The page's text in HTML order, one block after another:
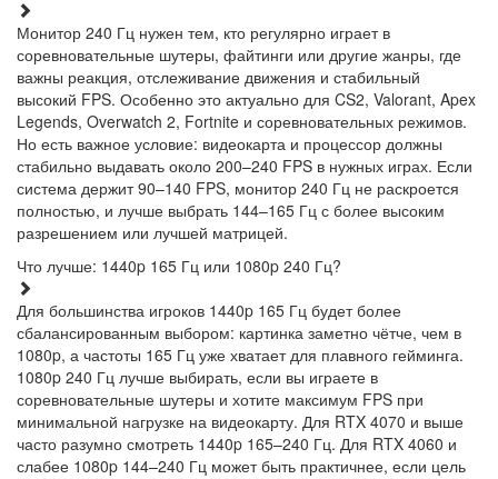
Монитор 240 Гц нужен тем, кто регулярно играет в
соревновательные шутеры, файтинги или другие жанры, где
важны реакция, отслеживание движения и стабильный
высокий FPS. Особенно это актуально для CS2, Valorant, Apex
Legends, Overwatch 2, Fortnite и соревновательных режимов.
Но есть важное условие: видеокарта и процессор должны
стабильно выдавать около 200–240 FPS в нужных играх. Если
система держит 90–140 FPS, монитор 240 Гц не раскроется
полностью, и лучше выбрать 144–165 Гц с более высоким
разрешением или лучшей матрицей.
Что лучше: 1440p 165 Гц или 1080p 240 Гц?
Для большинства игроков 1440p 165 Гц будет более
сбалансированным выбором: картинка заметно чётче, чем в
1080p, а частоты 165 Гц уже хватает для плавного гейминга.
1080p 240 Гц лучше выбирать, если вы играете в
соревновательные шутеры и хотите максимум FPS при
минимальной нагрузке на видеокарту. Для RTX 4070 и выше
часто разумно смотреть 1440p 165–240 Гц. Для RTX 4060 и
слабее 1080p 144–240 Гц может быть практичнее, если цель